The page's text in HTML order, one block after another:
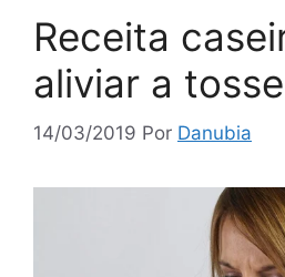
Receita
aliviar a tosse
14/03/2019 Por Danubia